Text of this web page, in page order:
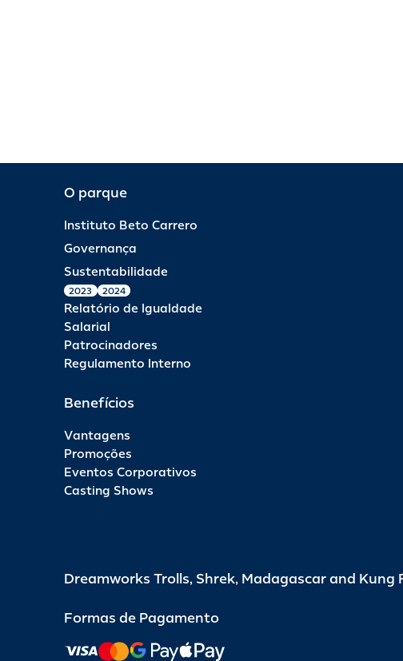
O parque
Instituto Beto Carrero
Governança
Sustentabilidade
2023 2024
Relatório de Igualdade
Salarial
Patrocinadores
Regulamento Interno
Benefícios
Vantagens
Promoções
Eventos Corporativos
Casting Shows
Dreamworks Trolls, Shrek, Madagascar and
Formas de Pagamento